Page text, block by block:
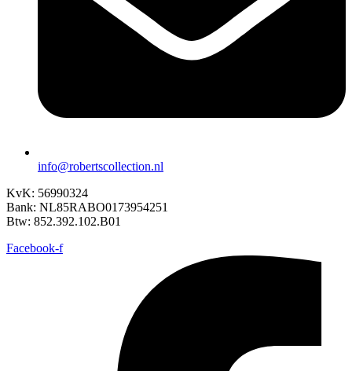
info@robertscollection.nl
KvK: 56990324
Bank: NL85RABO0173954251
Btw: 852.392.102.B01
Facebook-f